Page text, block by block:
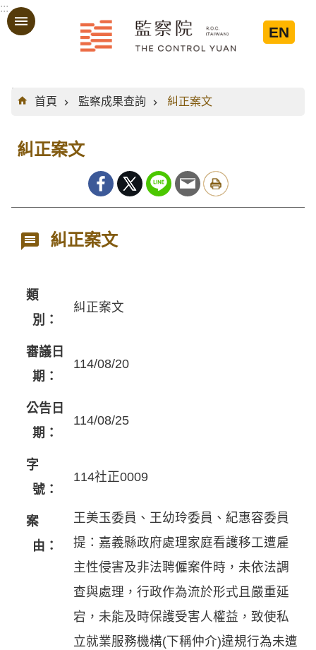
跳到主要內容區塊
:::
EN
:::
首頁
監察成果查詢 糾正案文
糾正案文
糾正案文
類
別：
糾正案文
審議日
期：
114/08/20
公告日
期：
114/08/25
字
號：
114社正0009
案
由：
王美玉委員、王幼玲委員、紀惠容委員
提：嘉義縣政府處理家庭看護移工遭雇
主性侵害及非法聘僱案件時，未依法調
查與處理，行政作為流於形式且嚴重延
宕，未能及時保護受害人權益，致使私
立就業服務機構(下稱仲介)違規行為未遭